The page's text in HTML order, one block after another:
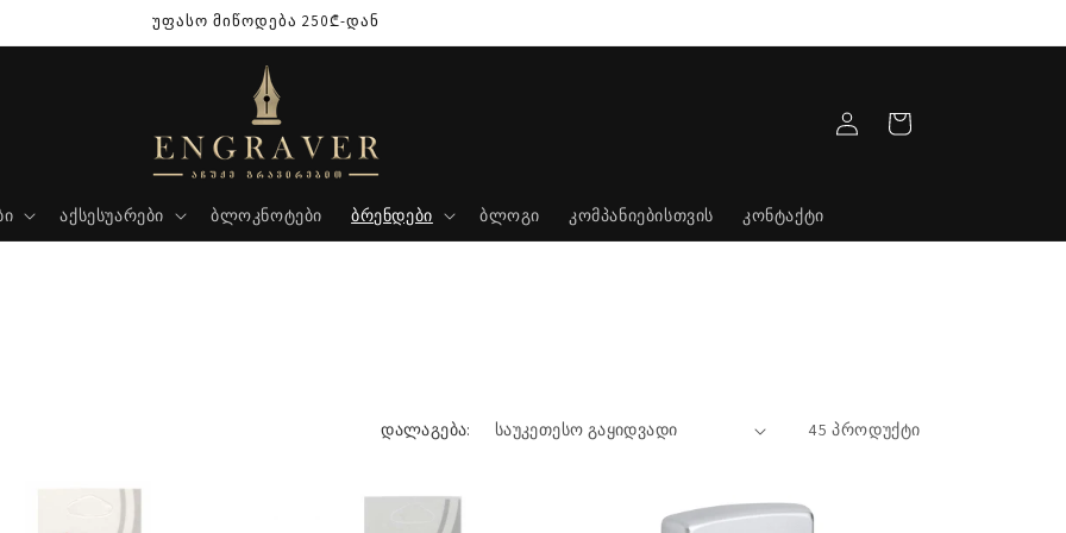
უფასო მიწოდება 250₾-დან
აქსესუარები ბლოკნოტები ბრენდები ბლოგი კომპანიებისთვის კონტაქტი
შესვლა კალათა
დალაგება: 45 პროდუქტი